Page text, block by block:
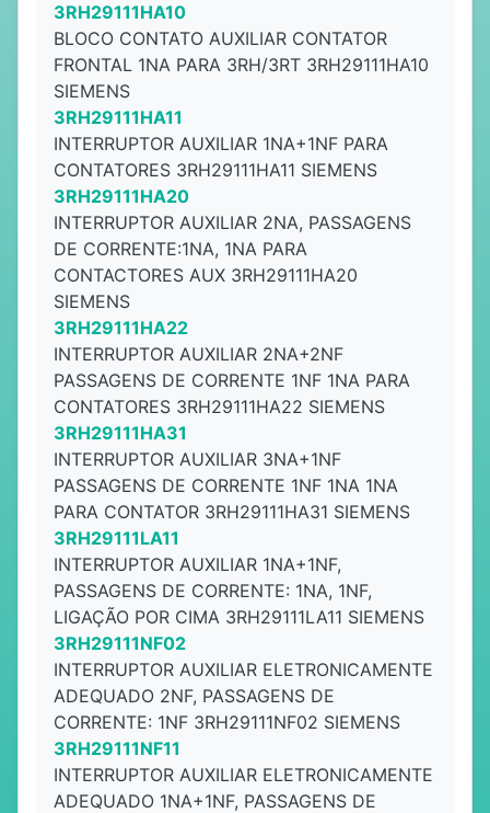
3RH29111HA10
BLOCO CONTATO AUXILIAR CONTATOR
FRONTAL 1NA PARA 3RH/3RT 3RH29111HA10
SIEMENS
3RH29111HA11
INTERRUPTOR AUXILIAR 1NA+1NF PARA
CONTATORES 3RH29111HA11 SIEMENS
3RH29111HA20
INTERRUPTOR AUXILIAR 2NA, PASSAGENS
DE CORRENTE:1NA, 1NA PARA
CONTACTORES AUX 3RH29111HA20
SIEMENS
3RH29111HA22
INTERRUPTOR AUXILIAR 2NA+2NF
PASSAGENS DE CORRENTE 1NF 1NA PARA
CONTATORES 3RH29111HA22 SIEMENS
3RH29111HA31
INTERRUPTOR AUXILIAR 3NA+1NF
PASSAGENS DE CORRENTE 1NF 1NA 1NA
PARA CONTATOR 3RH29111HA31 SIEMENS
3RH29111LA11
INTERRUPTOR AUXILIAR 1NA+1NF,
PASSAGENS DE CORRENTE: 1NA, 1NF,
LIGAÇÃO POR CIMA 3RH29111LA11 SIEMENS
3RH29111NF02
INTERRUPTOR AUXILIAR ELETRONICAMENTE
ADEQUADO 2NF, PASSAGENS DE
CORRENTE: 1NF 3RH29111NF02 SIEMENS
3RH29111NF11
INTERRUPTOR AUXILIAR ELETRONICAMENTE
ADEQUADO 1NA+1NF, PASSAGENS DE